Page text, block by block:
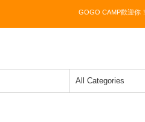
GOGO CAMP歡迎你！